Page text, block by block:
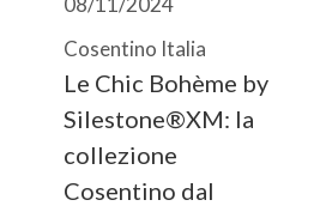
Cosentino Italia
Le Chic Bohème by
Silestone®XM: la
collezione
Cosentino dal